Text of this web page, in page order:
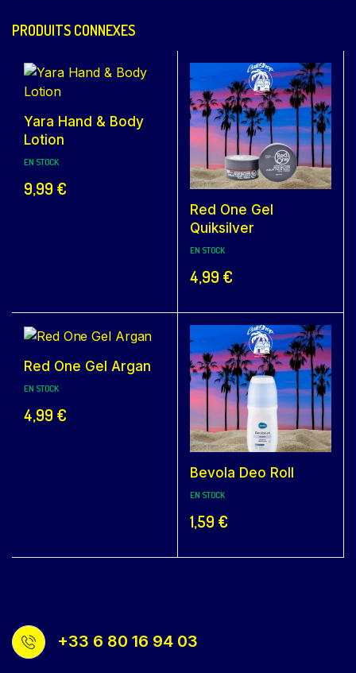
PRODUITS CONNEXES
Yara Hand & Body
Lotion
EN STOCK
9,99 €
Red One Gel
Quiksilver
EN STOCK
4,99 €
Red One Gel Argan
EN STOCK
4,99 €
Bevola Deo Roll
EN STOCK
1,59 €
+33 6 80 16 94 03